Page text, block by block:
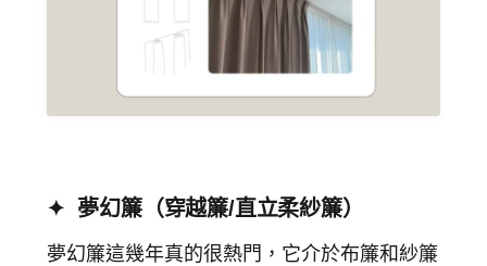
✦ 夢幻簾（穿越簾/直立柔紗簾）
夢幻簾這幾年真的很熱門，它介於布簾和紗簾